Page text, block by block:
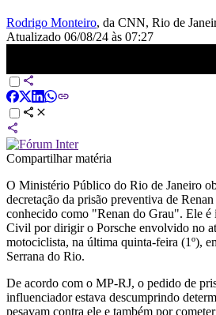
Rodrigo Monteiro, da CNN, Rio de
Atualizado 06/08/24 às 07:27
Compartilhar matéria
O Ministério Público do Rio de Janeiro
decretação da prisão preventiva de
conhecido como "Renan do Grau". Ele é
Civil por dirigir o Porsche envolvido no
motociclista, na última quinta-feira (1º),
Serrana do Rio.
De acordo com o MP-RJ, o pedido de
influenciador estava descumprindo
pesavam contra ele e também por